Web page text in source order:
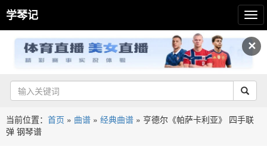
✕
学琴记
当前位置： 首页 » 曲谱 » 经典曲谱 » 亨德尔《帕萨卡利亚》 四手联
弹 钢琴谱